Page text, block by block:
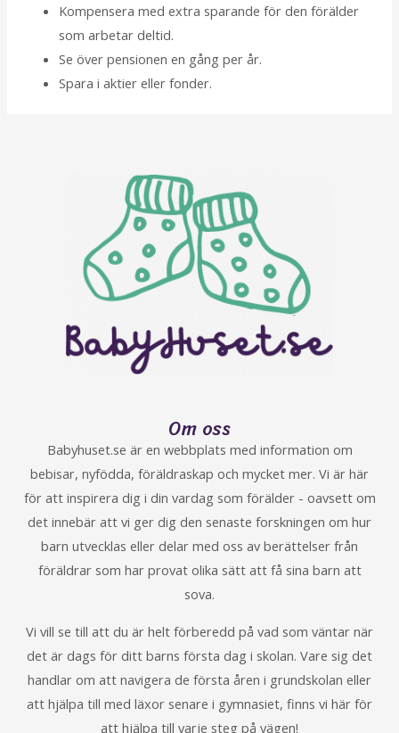
Kompensera med extra sparande för den förälder
som arbetar deltid.
Se över pensionen en gång per år.
Spara i aktier eller fonder.
Om oss
Babyhuset.se är en webbplats med information om
bebisar, nyfödda, föräldraskap och mycket mer. Vi är här
för att inspirera dig i din vardag som förälder - oavsett om
det innebär att vi ger dig den senaste forskningen om hur
barn utvecklas eller delar med oss av berättelser från
föräldrar som har provat olika sätt att få sina barn att
sova.
Vi vill se till att du är helt förberedd på vad som väntar när
det är dags för ditt barns första dag i skolan. Vare sig det
handlar om att navigera de första åren i grundskolan eller
att hjälpa till med läxor senare i gymnasiet, finns vi här för
att hjälpa till varje steg på vägen!